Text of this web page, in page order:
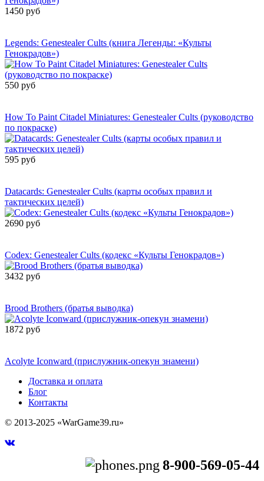
1450 руб
Legends: Genestealer Cults (книга Легенды: «Культы
Генокрадов»)
550 руб
How To Paint Citadel Miniatures: Genestealer Cults (руководство
по покраске)
595 руб
Datacards: Genestealer Cults (карты особых правил и
тактических целей)
2690 руб
Codex: Genestealer Cults (кодекс «Культы Генокрадов»)
3432 руб
Brood Brothers (братья выводка)
1872 руб
Acolyte Iconward (прислужник-опекун знамени)
Доставка и оплата
Блог
Контакты
© 2013-2025 «WarGame39.ru»
8-900-569-05-44